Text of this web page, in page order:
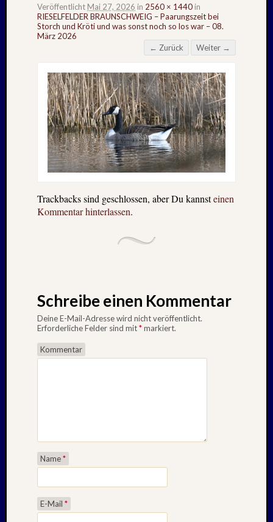
Veröffentlicht Mai 27, 2026 in 2560 × 1440 in
RIESELFELDER BRAUNSCHWEIG – Paarungszeit bei
Storch und Kröti und was sonst noch so los war – 08.
März 2026
← Zurück
Weiter →
Trackbacks sind geschlossen, aber Du kannsteinen
Kommentar hinterlassen.
Schreibe einen Kommentar
Deine E-Mail-Adresse wird nicht veröffentlicht.
Erforderliche Felder sind mit*markiert.
Kommentar
Name*
E-Mail *